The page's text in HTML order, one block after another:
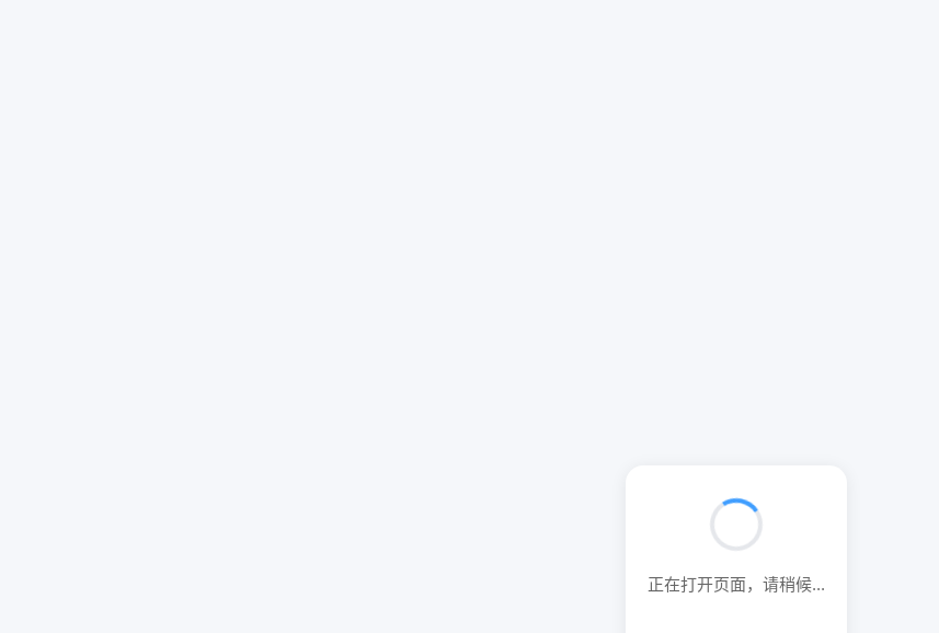
正在打开页面，请稍候...